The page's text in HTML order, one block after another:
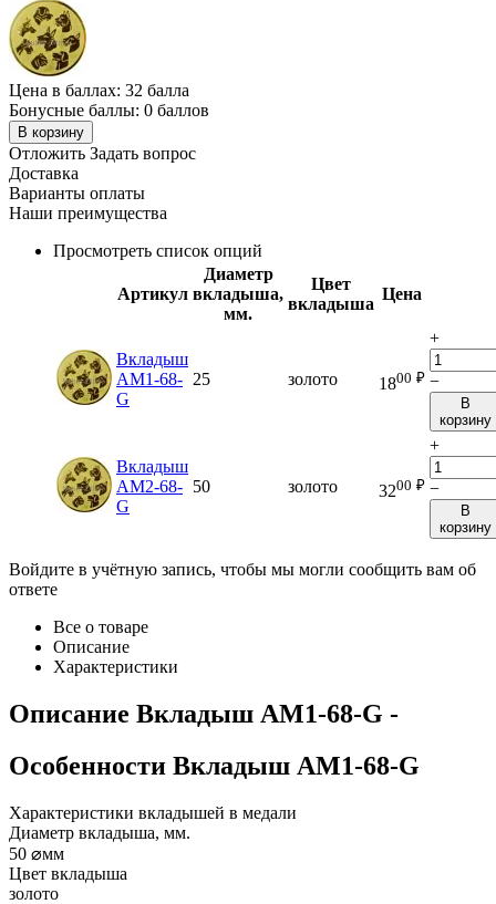
Цена в баллах: 32 балла
Бонусные баллы: 0 баллов
В корзину
Отложить Задать вопрос
Доставка
Варианты оплаты
Наши преимущества
Просмотреть список опций
Артикул
Диаметр
вкладыша,
мм.
Цвет
вкладыша
Цена
Вкладыш
AM1-68-
G
25 золото 1800 ₽
+
−
В
корзину
Вкладыш
AM2-68-
G
50 золото 3200 ₽
+
−
В
корзину
Войдите в учётную запись, чтобы мы могли сообщить вам об
ответе
Все о товаре
Описание
Характеристики
Описание Вкладыш AM1-68-G -
Особенности Вкладыш AM1-68-G
Характеристики вкладышей в медали
Диаметр вкладыша, мм.
50 ⌀мм
Цвет вкладыша
золото